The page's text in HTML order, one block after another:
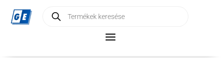
search